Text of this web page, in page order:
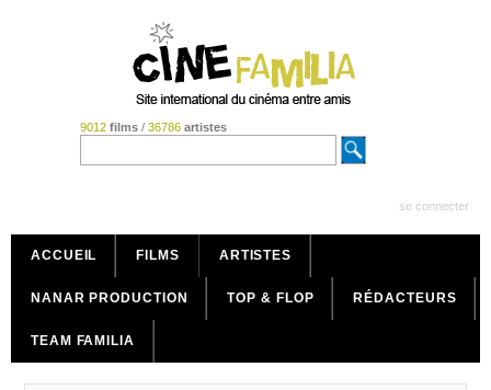
9012 films/ 36786 artistes
se connecter
ACCUEIL FILMS ARTISTES
NANAR PRODUCTION TOP & FLOP RÉDACTEURS
TEAM FAMILIA